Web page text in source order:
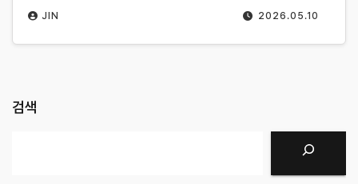
2026.05.10
JIN
검색